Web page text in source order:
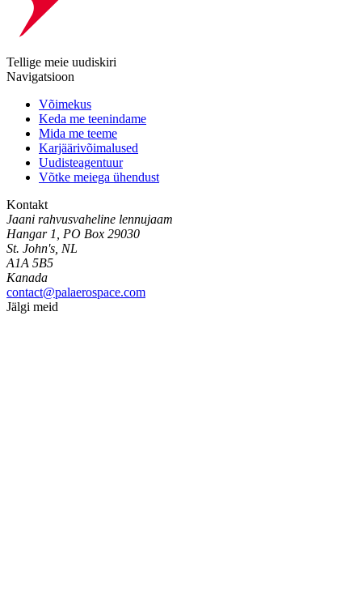
Tellige meie uudiskiri
Navigatsioon
Võimekus
Keda me teenindame
Mida me teeme
Karjäärivõimalused
Uudisteagentuur
Võtke meiega ühendust
Kontakt
Jaani rahvusvaheline lennujaam
Hangar 1, PO Box 29030
St. John's, NL
A1A 5B5
Kanada
contact@palaerospace.com
Jälgi meid